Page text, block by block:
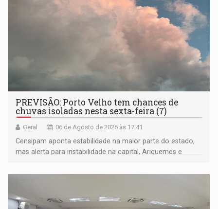
PREVISÃO: Porto Velho tem chances de
chuvas isoladas nesta sexta-feira (7)
Geral 06 de Agosto de 2026 às 17:41
Censipam aponta estabilidade na maior parte do estado,
mas alerta para instabilidade na capital, Ariquemes e